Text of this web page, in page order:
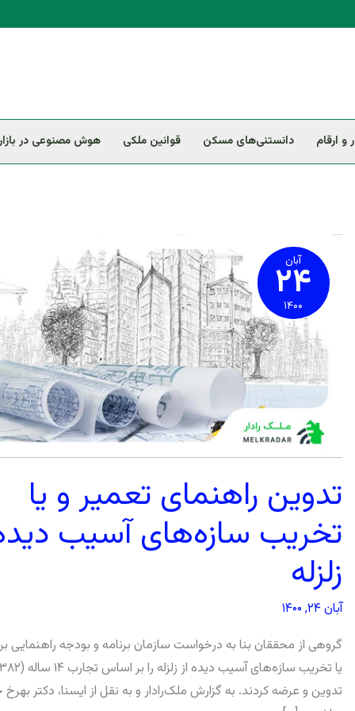
و ارقام دانستنی‌های مسکن قوانین ملکی هوش مصنوعی در
آبان
۲۴
۱۴۰۰
تدوین راهنمای تعمیر و یا
تخریب سازه‌های آسیب
زلزله
آبان ۲۴, ۱۴۰۰
گروهی از محققان بنا به درخواست سازمان برنامه و بودجه راهنمایی
تدوین و عرضه کردند. به گزارش ملک‌رادار و به نقل از ایسنا، دکتر
راهنمای
تعمیر
و
تخریب
سازه‌های
آسیب
دیده
زلزله